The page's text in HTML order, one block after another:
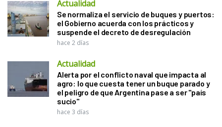
Actualidad
Se normaliza el servicio de buques y puertos:
el Gobierno acuerda con los prácticos y
suspende el decreto de desregulación
hace 2 días
Actualidad
Alerta por el conflicto naval que impacta al
agro: lo que cuesta tener un buque parado y
el peligro de que Argentina pase a ser "país
sucio"
hace 3 días